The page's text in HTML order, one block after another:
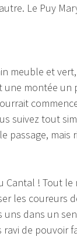
Le Puy
meuble et
montée un
suivez tout
passage,
! Tout
les coureurs
dans un
de